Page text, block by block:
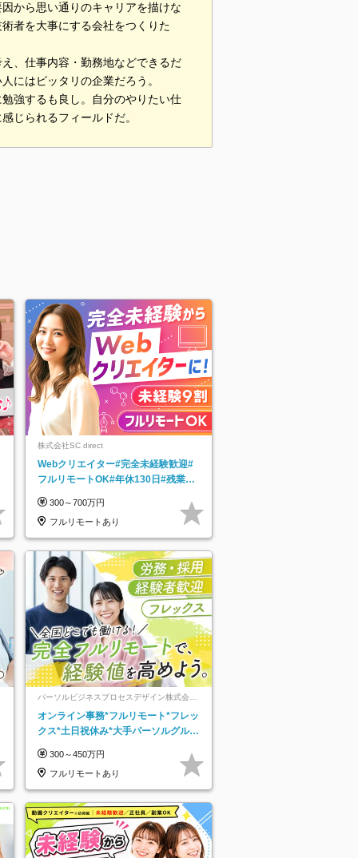
から思い通りのキャリアを描けな
者を大事にする会社をつくりた
、仕事内容・勤務地などできるだ
にはピッタリの企業だろう。
強するも良し。自分のやりたい仕
じられるフィールドだ。
株式会社SC direct
Webクリエイター#完全未経験歓迎#
フルリモートOK#年休130日#残業月
300～700万円
フルリモートあり
パーソルビジネスプロセスデザイン株式会
社 事業開発本部
オンライン事務*フルリモート*フレッ
クス*土日祝休み*大手パーソルグルー
300～450万円
フルリモートあり